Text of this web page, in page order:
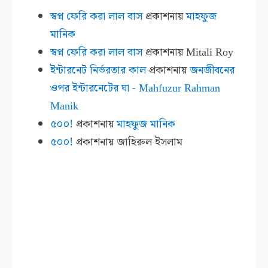
স্বপ্ন ফেরি করা লাল বাসপ্রকাশনায়মাহফুজ
মানিক
স্বপ্ন ফেরি করা লাল বাসপ্রকাশনায়Mitali Roy
ইন্টারনেট নির্ভরতার কালপ্রকাশনায়জনজীবনের
ওপর ইন্টারনেটের ঘা - Mahfuzur Rahman
Manik
৫০০! প্রকাশনায়মাহফুজ মানিক
৫০০! প্রকাশনায়জাহিরুল ইসলাম